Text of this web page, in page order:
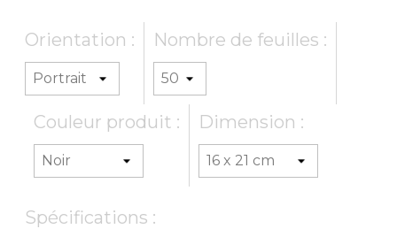
Orientation : Nombre de feuilles :
Couleur produit : Dimension :
Spécifications :